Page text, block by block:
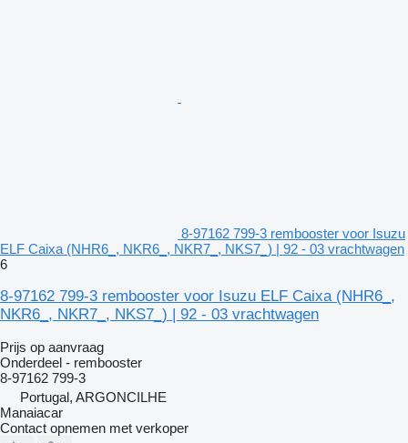
8-97162 799-3 rembooster voor Isuzu
ELF Caixa (NHR6_, NKR6_, NKR7_, NKS7_) | 92 - 03 vrachtwagen
6
8-97162 799-3 rembooster voor Isuzu ELF Caixa (NHR6_,
NKR6_, NKR7_, NKS7_) | 92 - 03 vrachtwagen
Prijs op aanvraag
Onderdeel - rembooster
8-97162 799-3
Portugal, ARGONCILHE
Manaiacar
Contact opnemen met verkoper